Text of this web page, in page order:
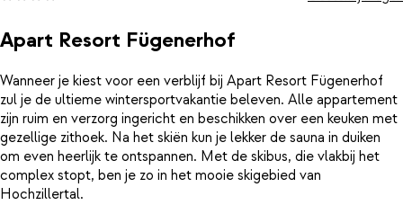
Apart Resort Fügenerhof
Wanneer je kiest voor een verblijf bij Apart Resort Fügenerhof
zul je de ultieme wintersportvakantie beleven. Alle appartement
zijn ruim en verzorg ingericht en beschikken over een keuken met
gezellige zithoek. Na het skiën kun je lekker de sauna in duiken
om even heerlijk te ontspannen. Met de skibus, die vlakbij het
complex stopt, ben je zo in het mooie skigebied van
Hochzillertal.